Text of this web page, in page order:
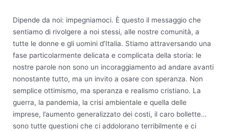
Dipende da noi: impegniamoci. È questo il messaggio che
sentiamo di rivolgere a noi stessi, alle nostre comunità, a
tutte le donne e gli uomini d’Italia. Stiamo attraversando una
fase particolarmente delicata e complicata della storia: le
nostre parole non sono un incoraggiamento ad andare avanti
nonostante tutto, ma un invito a osare con speranza. Non
semplice ottimismo, ma speranza e realismo cristiano. La
guerra, la pandemia, la crisi ambientale e quella delle
imprese, l’aumento generalizzato dei costi, il caro bollette…
sono tutte questioni che ci addolorano terribilmente e ci